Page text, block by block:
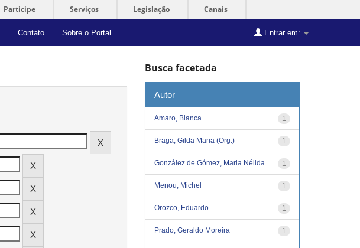
Participe Serviços Legislação Canais
Contato Sobre o Portal Entrar em:
Busca facetada
Autor
1
Amaro, Bianca
1
Braga, Gilda Maria (Org.)
1
González de Gómez, Maria Nélida
1
Menou, Michel
1
Orozco, Eduardo
1
Prado, Geraldo Moreira